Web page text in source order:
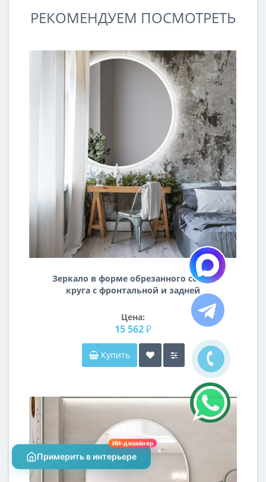
РЕКОМЕНДУЕМ ПОСМОТРЕТЬ
Зеркало в форме обрезанного сбоку
круга с фронтальной и задней
интерьерной подсветкой Сегмент-2
Цена:
15 562 ₽
Купить
Примерить в интерьере
ИИ-дизайнер